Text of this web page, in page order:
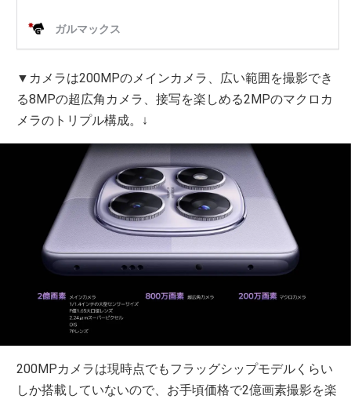
▼カメラは200MPのメインカメラ、広い範囲を撮影でき
る8MPの超広角カメラ、接写を楽しめる2MPのマクロカ
メラのトリプル構成。↓
200MPカメラは現時点でもフラッグシップモデルくらい
しか搭載していないので、お手頃価格で2億画素撮影を楽